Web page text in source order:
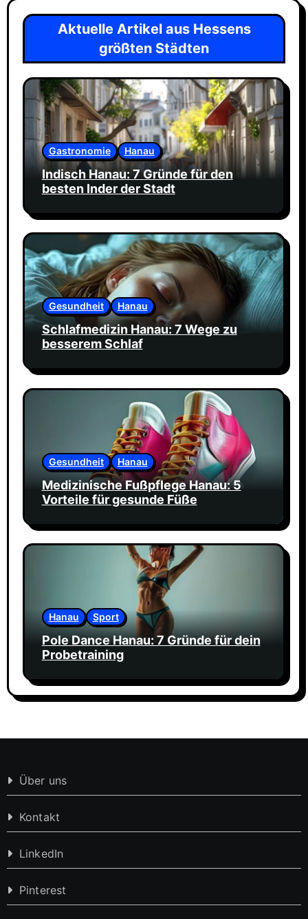
a
i
g
i
o
Aktuelle Artikel aus Hessens
größten Städten
Gastronomie Hanau
Indisch Hanau: 7 Gründe für den
besten Inder der Stadt
Gesundheit Hanau
Schlafmedizin Hanau: 7 Wege zu
besserem Schlaf
Gesundheit Hanau
Medizinische Fußpflege Hanau: 5
Vorteile für gesunde Füße
Hanau Sport
Pole Dance Hanau: 7 Gründe für dein
Probetraining
Über uns
Kontakt
LinkedIn
Pinterest